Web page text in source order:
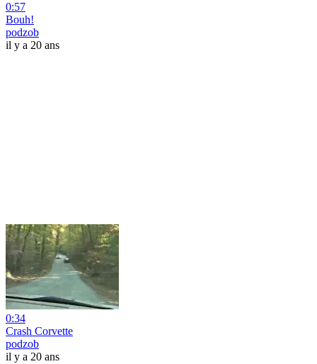
0:57
Bouh!
podzob
il y a 20 ans
0:34
Crash Corvette
podzob
il y a 20 ans